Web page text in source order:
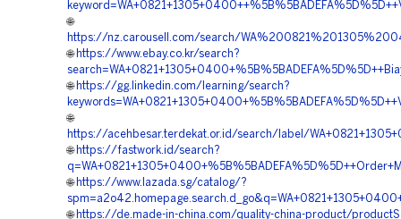
🌐
https://nz.carousell.com/search/
🌐 https://www.ebay.co.kr/search?
🌐 https://gg.linkedin.com/learning/search?
🌐
https://acehbesar.terdekat.or.id/search/label/
🌐 https://fastwork.id/search?
🌐 https://www.lazada.sg/catalog/?
🌐 https://de.made-in-china.com/quality-china-product/